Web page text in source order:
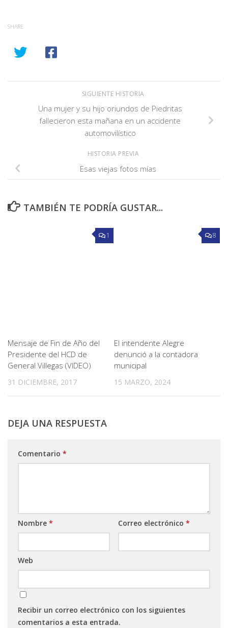
SHARE
SIGUIENTE HISTORIA
Una mujer y su hijo oriundos de Piedritas
fallecieron esta mañana en un accidente
automovilístico
HISTORIA PREVIA
Esas viejas fotos mías
TAMBIÉN TE PODRÍA GUSTAR...
1
Mensaje de Fin de Año del
Presidente del HCD de
General Villegas (VIDEO)
31 DICIEMBRE, 2017
8
El intendente Alegre
denunció a la contadora
municipal
15 MARZO, 2024
DEJA UNA RESPUESTA
Comentario *
Nombre * Correo electrónico *
Web
Recibir un correo electrónico con los siguientes
comentarios a esta entrada.